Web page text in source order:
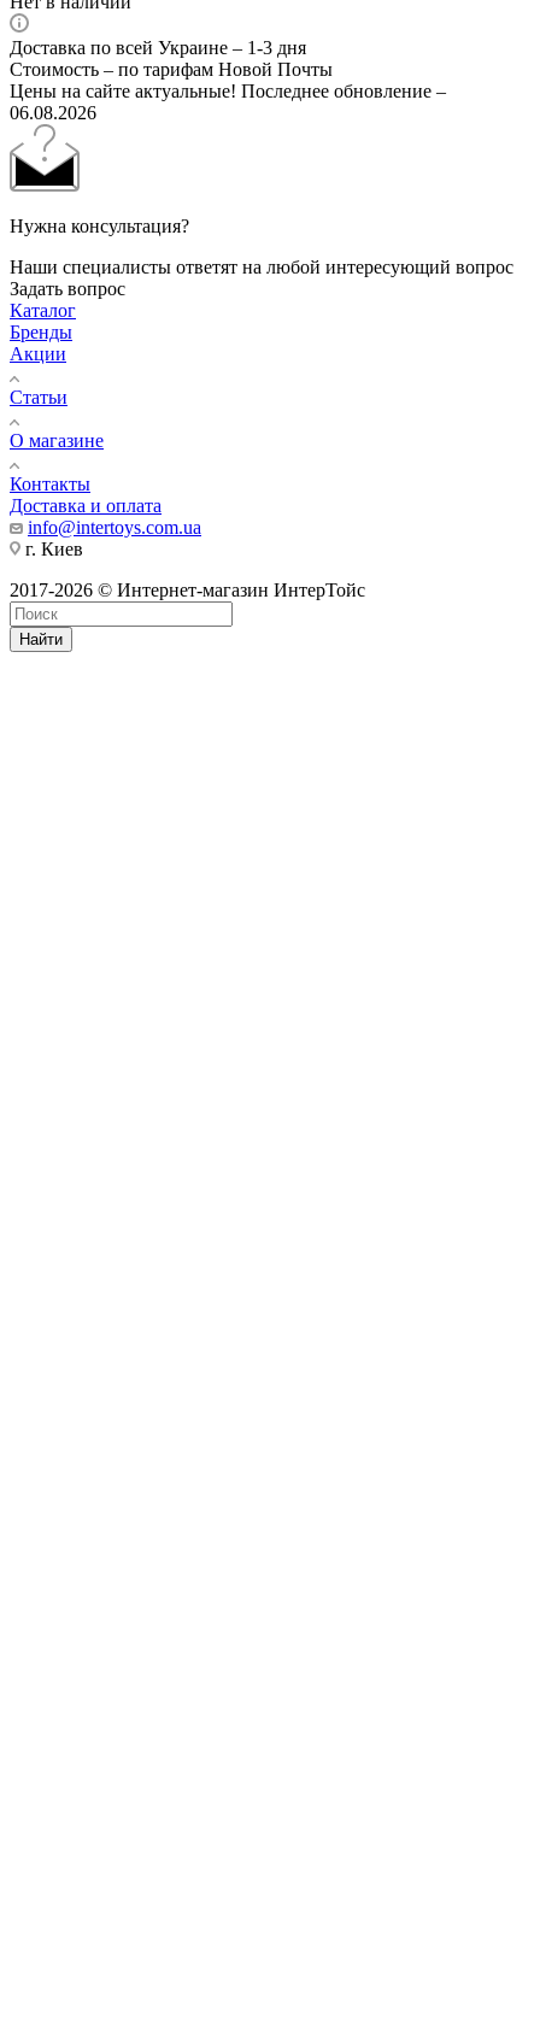
Доставка по всей Украине – 1-3 дня
Стоимость – по тарифам Новой Почты
Цены на сайте актуальные! Последнее обновление –
06.08.2026
Нужна консультация?
Наши специалисты ответят на любой интересующий вопрос
Задать вопрос
Каталог
Бренды
Акции
Статьи
О магазине
Контакты
Доставка и оплата
info@intertoys.com.ua
г. Киев
2017-2026 © Интернет-магазин ИнтерТойс
Найти